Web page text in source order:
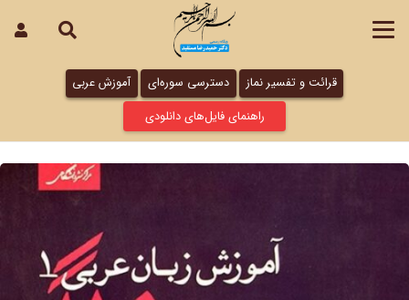
قرائت و تفسیر نماز دسترسی سوره‌ای
آموزش عربی
راهنمای فایل‌های دانلودی